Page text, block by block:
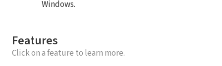
Windows.
Features
Click on a feature to learn more.